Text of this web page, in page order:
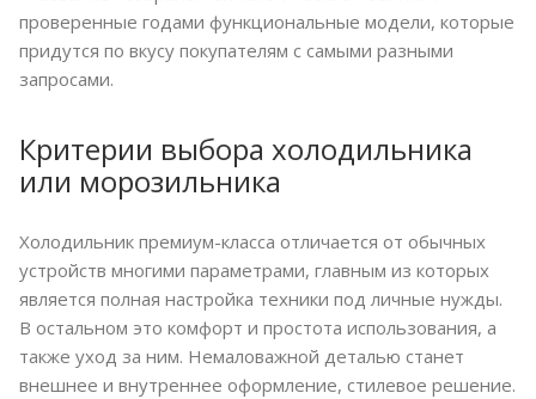
проверенные годами функциональные модели, которые
придутся по вкусу покупателям с самыми разными
запросами.
Критерии выбора холодильника
или морозильника
Холодильник премиум-класса отличается от обычных
устройств многими параметрами, главным из которых
является полная настройка техники под личные нужды.
В остальном это комфорт и простота использования, а
также уход за ним. Немаловажной деталью станет
внешнее и внутреннее оформление, стилевое решение.